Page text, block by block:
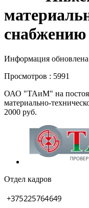
снабжению
Информация обновлена
Просмотров : 5991
ОАО "ТАиМ" на
материально-
2000 руб.
Отдел кадров